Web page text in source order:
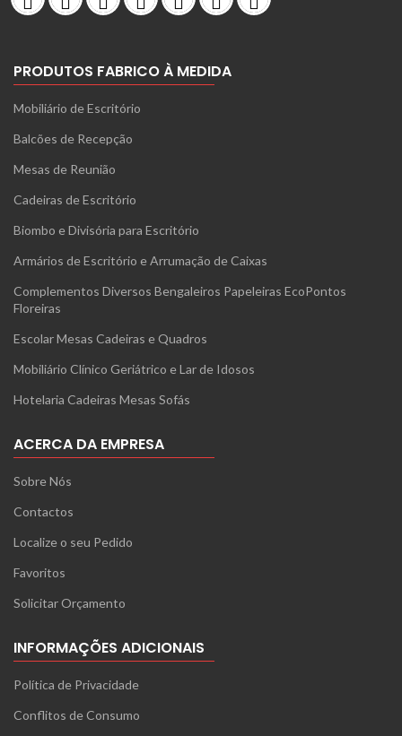
PRODUTOS FABRICO À MEDIDA
Mobiliário de Escritório
Balcões de Recepção
Mesas de Reunião
Cadeiras de Escritório
Biombo e Divisória para Escritório
Armários de Escritório e Arrumação de Caixas
Complementos Diversos Bengaleiros Papeleiras EcoPontos
Floreiras
Escolar Mesas Cadeiras e Quadros
Mobiliário Clínico Geriátrico e Lar de Idosos
Hotelaria Cadeiras Mesas Sofás
ACERCA DA EMPRESA
Sobre Nós
Contactos
Localize o seu Pedido
Favoritos
Solicitar Orçamento
INFORMAÇÕES ADICIONAIS
Política de Privacidade
Conflitos de Consumo